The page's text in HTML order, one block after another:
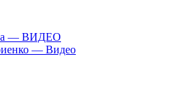
— ВИДЕО
— Видео